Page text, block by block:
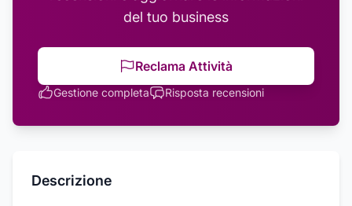
del tuo business
Reclama Attività
Gestione completa Risposta recensioni
Descrizione